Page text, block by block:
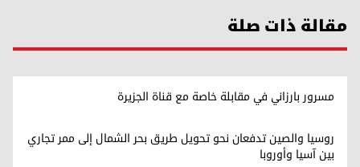
مقالة ذات صلة
مسرور بارزاني في مقابلة خاصة مع قناة الجزيرة
روسيا والصين تدفعان نحو تحويل طريق بحر الشمال إلى ممر تجاري
بين آسيا وأوروبا